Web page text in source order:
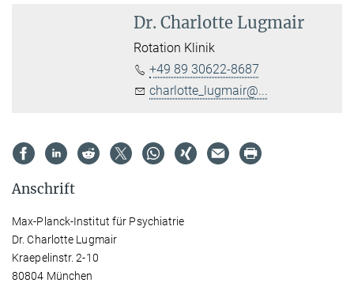
Dr. Charlotte Lugmair
Rotation Klinik
+49 89 30622-8687
charlotte_lugmair@...
Anschrift
Max-Planck-Institut für Psychiatrie
Dr. Charlotte Lugmair
Kraepelinstr. 2-10
80804 München